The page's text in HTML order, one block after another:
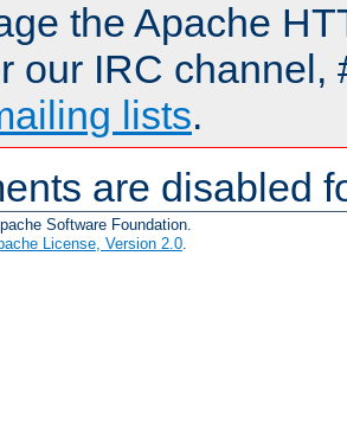
the Apache
our IRC channel,
lists.
are disabled
Software Foundation.
License, Version 2.0